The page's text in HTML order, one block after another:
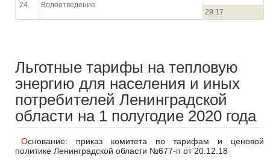
24
Водоотведение
29.17
Льготные тарифы на тепловую
энергию для населения и иных
потребителей Ленинградской
области на 1 полугодие 2020 года
Основание: приказ комитета по тарифам и ценовой
политике Ленинградской области №677-п от 20.12.18